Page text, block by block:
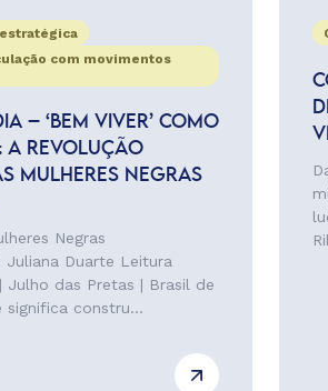
com movimentos
– ‘BEM VIVER’ COMO
A REVOLUÇÃO
MULHERES NEGRAS
Negras
Juliana Duarte Leitura
Julho das Pretas | Brasil de
significa constru...